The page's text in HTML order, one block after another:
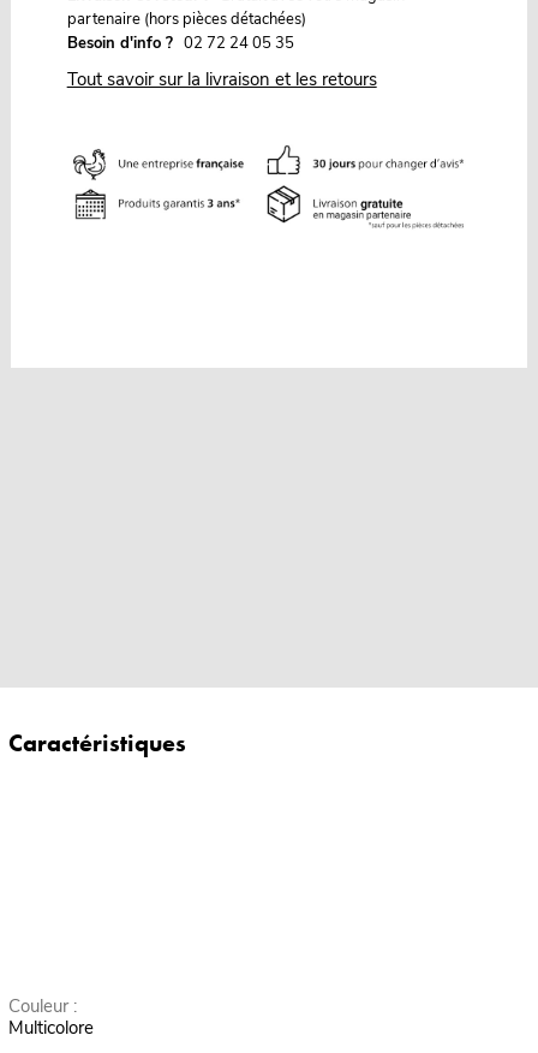
partenaire (hors pièces détachées)
Besoin d'info ? 02 72 24 05 35
Tout savoir sur la livraison et les retours
Caractéristiques
Couleur :
Multicolore